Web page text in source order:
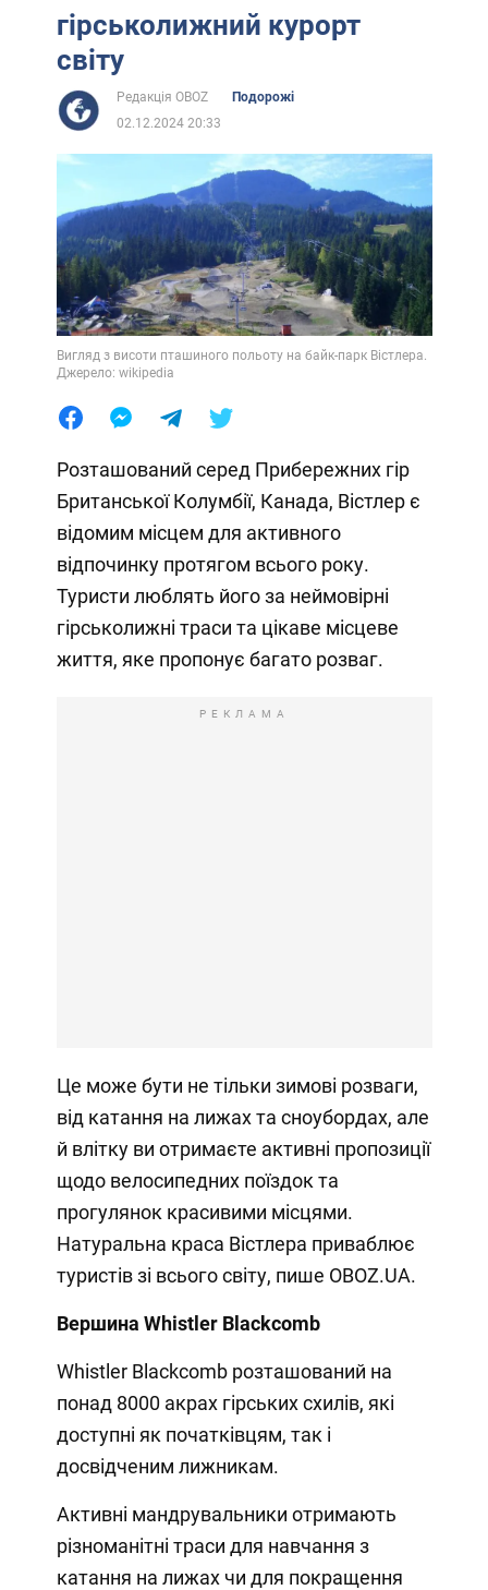
гірськолижний курорт
світу
Редакція OBOZ
Подорожі
02.12.2024 20:33
Вигляд з висоти пташиного польоту на байк-парк Вістлера.
Джерело: wikipedia
Розташований серед Прибережних гір
Британської Колумбії, Канада, Вістлер є
відомим місцем для активного
відпочинку протягом всього року.
Туристи люблять його за неймовірні
гірськолижні траси та цікаве місцеве
життя, яке пропонує багато розваг.
РЕКЛАМА
Це може бути не тільки зимові розваги,
від катання на лижах та сноубордах, але
й влітку ви отримаєте активні пропозиції
щодо велосипедних поїздок та
прогулянок красивими місцями.
Натуральна краса Вістлера приваблює
туристів зі всього світу, пише OBOZ.UA.
Вершина Whistler Blackcomb
Whistler Blackcomb розташований на
понад 8000 акрах гірських схилів, які
доступні як початківцям, так і
досвідченим лижникам.
Активні мандрувальники отримають
різноманітні траси для навчання з
катання на лижах чи для покращення